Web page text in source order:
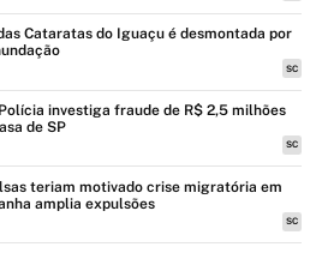
Cataratas do Iguaçu é desmontada por
SC
investiga fraude de R$ 2,5 milhões
de SP
SC
teriam motivado crise migratória em
amplia expulsões
SC